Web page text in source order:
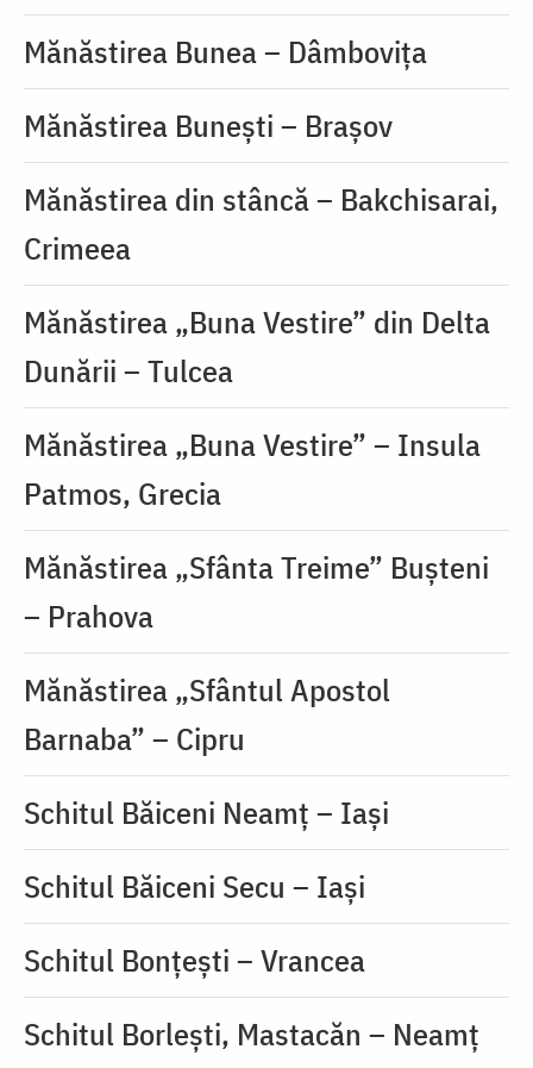
Mănăstirea Bunea – Dâmbovița
Mănăstirea Bunești – Brașov
Mănăstirea din stâncă – Bakchisarai,
Crimeea
Mănăstirea „Buna Vestire” din Delta
Dunării – Tulcea
Mănăstirea „Buna Vestire” – Insula
Patmos, Grecia
Mănăstirea „Sfânta Treime” Bușteni
– Prahova
Mănăstirea „Sfântul Apostol
Barnaba” – Cipru
Schitul Băiceni Neamț – Iași
Schitul Băiceni Secu – Iași
Schitul Bonțești – Vrancea
Schitul Borlești, Mastacăn – Neamț